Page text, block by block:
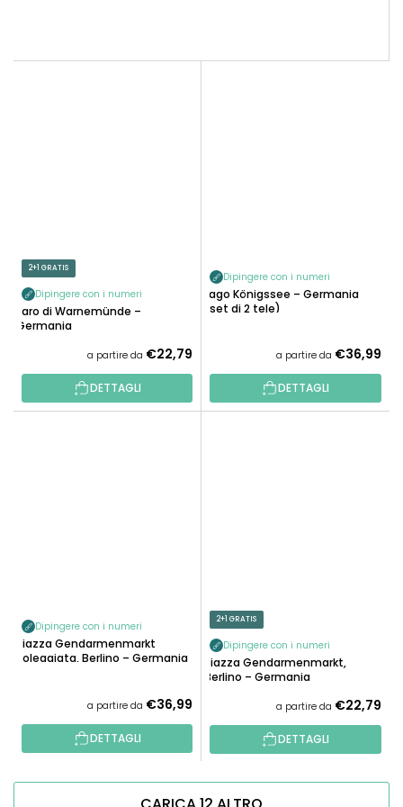
2+1 GRATIS
Dipingere con i numeri
Faro di Warnemünde –
Germania
a partire da €22,79
DETTAGLI
Dipingere con i numeri
Lago Königssee – Germania
(set di 2 tele)
a partire da €36,99
DETTAGLI
Dipingere con i numeri
Piazza Gendarmenmarkt
soleggiata, Berlino – Germania
a partire da €36,99
DETTAGLI
2+1 GRATIS
Dipingere con i numeri
Piazza Gendarmenmarkt,
Berlino – Germania
a partire da €22,79
DETTAGLI